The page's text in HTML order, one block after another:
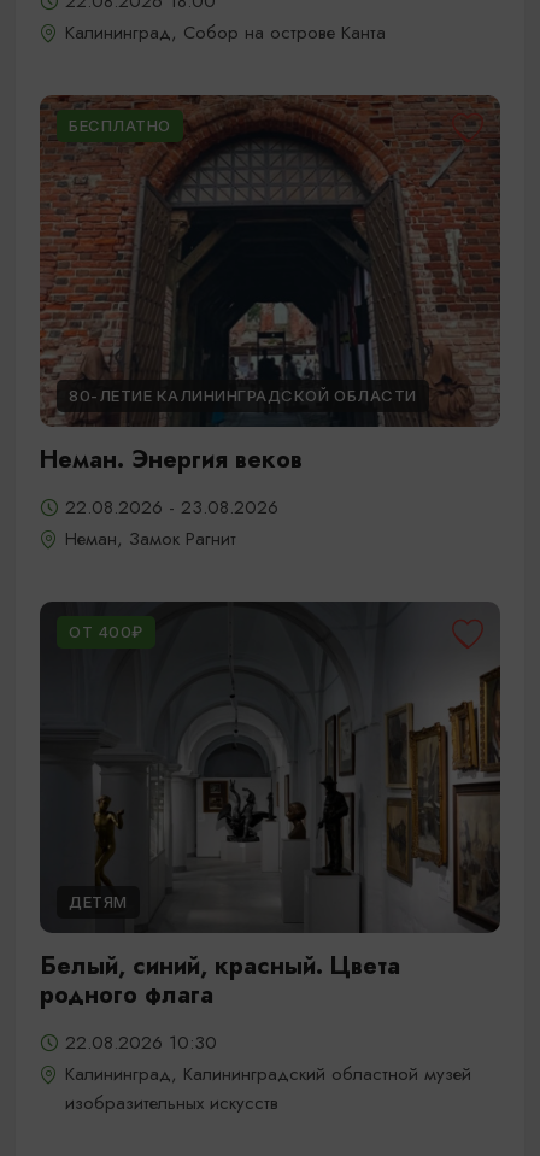
Калининград, Собор на острове Канта
БЕСПЛАТНО
80-ЛЕТИЕ КАЛИНИНГРАДСКОЙ ОБЛАСТИ
Неман. Энергия веков
22.08.2026 - 23.08.2026
Неман, Замок Рагнит
ОТ 400₽
ДЕТЯМ
Белый, синий, красный. Цвета
родного флага
22.08.2026 10:30
Калининград, Калининградский областной музей
изобразительных искусств